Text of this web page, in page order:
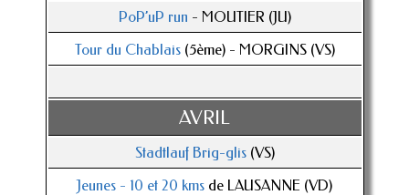
PoP’uP run - MOUTIER (JU)
Tour du Chablais(5ème) - MORGINS (VS)
AVRIL
Stadtlauf Brig-glis(VS)
Jeunes - 10 et 20 kms de LAUSANNE (VD)